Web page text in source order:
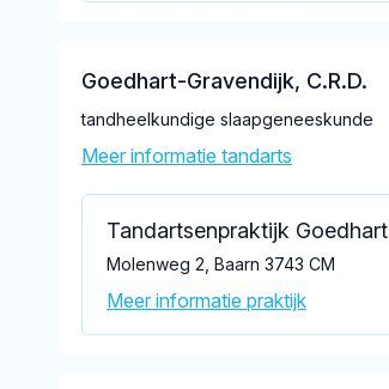
Goedhart-Gravendijk, C.R.D.
tandheelkundige slaapgeneeskunde
Meer informatie tandarts
Tandartsenpraktijk Goedhart
Molenweg 2, Baarn 3743 CM
Meer informatie praktijk